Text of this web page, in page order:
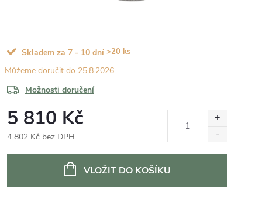
Skladem za 7 - 10 dní >20 ks
25.8.2026
Možnosti doručení
5 810 Kč
4 802 Kč bez DPH
VLOŽIT DO KOŠÍKU